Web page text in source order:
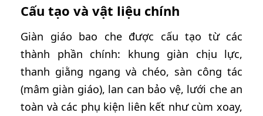
Cấu tạo và vật liệu chính
Giàn giáo bao che được cấu tạo từ các
thành phần chính: khung giàn chịu lực,
thanh giằng ngang và chéo, sàn công tác
(mâm giàn giáo), lan can bảo vệ, lưới che an
toàn và các phụ kiện liên kết như cùm xoay,